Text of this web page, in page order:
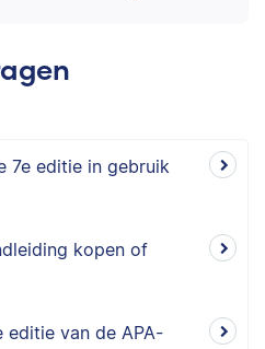
7e editie in gebruik
kopen of
editie van de APA-